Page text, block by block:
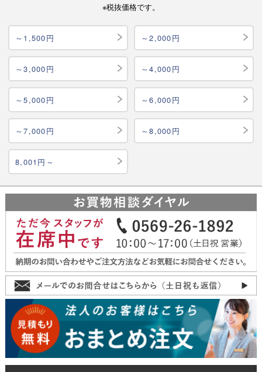
※税抜価格です。
～1,500円 ～2,000円
～3,000円 ～4,000円
～5,000円 ～6,000円
～7,000円 ～8,000円
8,001円～